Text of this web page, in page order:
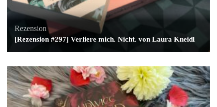
Rezension
[Rezension #297] Verliere mich. Nicht. von Laura Kneidl